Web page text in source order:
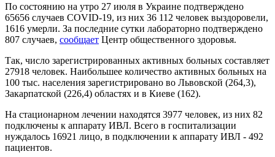
По состоянию на утро 27 июля в Украине подтверждено
65656 случаев COVID-19, из них 36 112 человек выздоровели,
1616 умерли. За последние сутки лабораторно подтверждено
807 случаев, сообщает Центр общественного здоровья.
Так, число зарегистрированных активных больных составляет
27918 человек. Наибольшее количество активных больных на
100 тыс. населения зарегистрировано во Львовской (264,3),
Закарпатской (226,4) областях и в Киеве (162).
На стационарном лечении находятся 3977 человек, из них 82
подключены к аппарату ИВЛ. Всего в госпитализации
нуждалось 16921 лицо, в подключении к аппарату ИВЛ - 492
пациентов.